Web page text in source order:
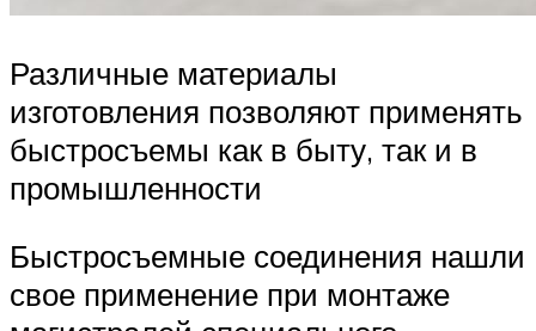
Различные материалы
изготовления позволяют применять
быстросъемы как в быту, так и в
промышленности
Быстросъемные соединения нашли
свое применение при монтаже